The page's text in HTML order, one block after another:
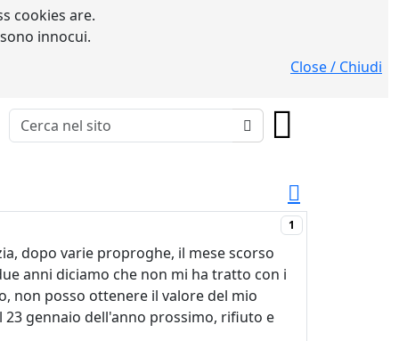
cookies are.
innocui.
Close / Chiudi
1
dopo varie proproghe, il mese scorso
anni diciamo che non mi ha tratto con i
non posso ottenere il valore del mio
gennaio dell'anno prossimo, rifiuto e